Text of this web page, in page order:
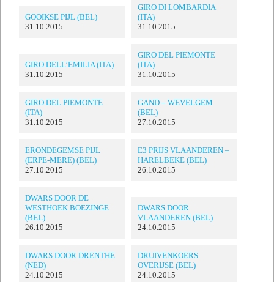
GOOIKSE PIJL (BEL)
31.10.2015
GIRO DI LOMBARDIA
(ITA)
31.10.2015
GIRO DELL’EMILIA (ITA)
31.10.2015
GIRO DEL PIEMONTE
(ITA)
31.10.2015
GIRO DEL PIEMONTE
(ITA)
31.10.2015
GAND – WEVELGEM
(BEL)
27.10.2015
ERONDEGEMSE PIJL
(ERPE-MERE) (BEL)
27.10.2015
E3 PRIJS VLAANDEREN –
HARELBEKE (BEL)
26.10.2015
DWARS DOOR DE
WESTHOEK BOEZINGE
(BEL)
26.10.2015
DWARS DOOR
VLAANDEREN (BEL)
24.10.2015
DWARS DOOR DRENTHE
(NED)
24.10.2015
DRUIVENKOERS
OVERIJSE (BEL)
24.10.2015